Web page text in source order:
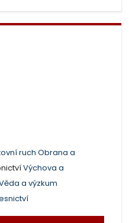
ruch Obrana a
Výchova a
a výzkum